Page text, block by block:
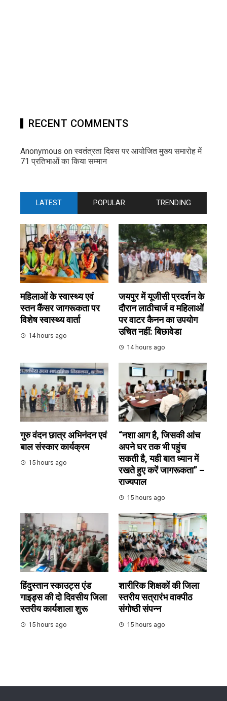
RECENT COMMENTS
Anonymous onस्वतंत्रता दिवस पर आयोजित मुख्य समारोह में
71 प्रतिभाओं का किया सम्मान
LATEST POPULAR TRENDING
महिलाओं के स्वास्थ्य एवं
स्तन कैंसर जागरूकता पर
विशेष स्वास्थ्य वार्ता
14 hours ago
जयपुर में यूजीसी प्रदर्शन के
दौरान लाठीचार्ज व महिलाओं
पर वाटर कैनन का उपयोग
उचित नहीं: बिछावेडा
14 hours ago
गुरु वंदन छात्र अभिनंदन एवं
बाल संस्कार कार्यक्रम
15 hours ago
“नशा आग है, जिसकी आंच
अपने घर तक भी पहुंच
सकती है, यही बात ध्यान में
रखते हुए करें जागरूकता” –
राज्यपाल
15 hours ago
हिंदुस्तान स्काउट्स एंड
गाइड्स की दो दिवसीय जिला
स्तरीय कार्यशाला शुरू
15 hours ago
शारीरिक शिक्षकों की जिला
स्तरीय सत्रारंभ वाक्पीठ
संगोष्ठी संपन्न
15 hours ago